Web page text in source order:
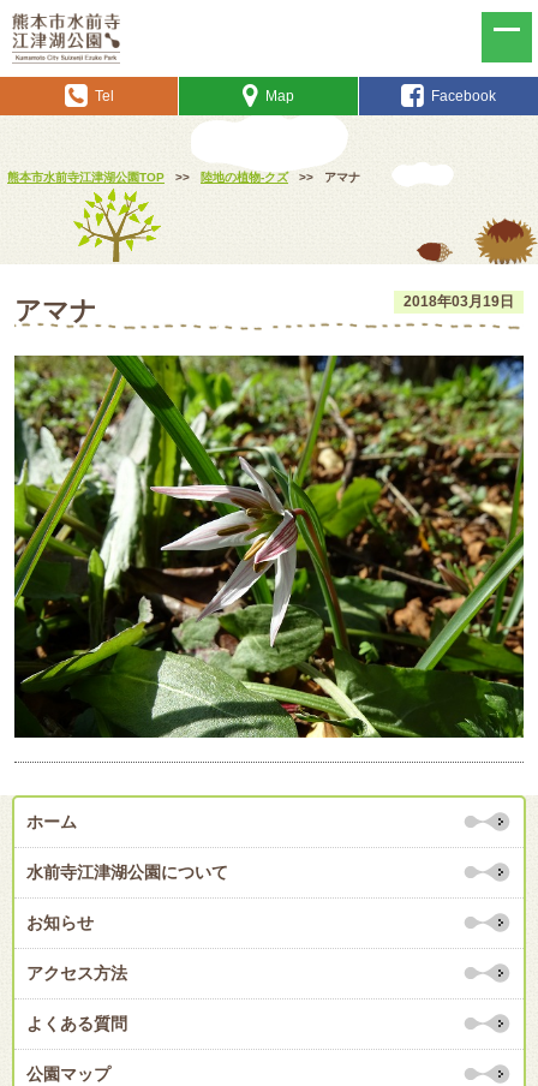
Tel Map Facebook
熊本市水前寺江津湖公園TOP >> 陸地の植物-クズ >> アマナ
2018年03月19日
アマナ
ホーム
水前寺江津湖公園について
お知らせ
アクセス方法
よくある質問
公園マップ